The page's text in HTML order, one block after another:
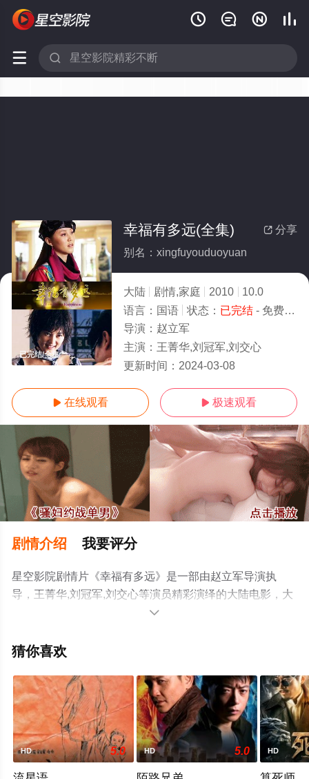
   
 
已完结/全集
 分享
幸福有多远(全集)
别名：xingfuyouduoyuan
大陆 剧情,家庭 2010
10.0
语言： 国语 状态： 已完结- 免费在线观看
导演： 赵立军
主演： 王菁华,刘冠军,刘交心
更新时间： 2024-03-08
 在线观看  极速观看
剧情介绍 我要评分
星空影院剧情片《幸福有多远》是一部由赵立军导演执
导，王菁华,刘冠军,刘交心等演员精彩演绎的大陆电影，大
结局剧情已揭晓（已完结），手机免费在线观看高清无删
至豆瓣电影、电视猫或剧情网等平台了解。

猜你喜欢
HD 5.0 HD 5.0 HD